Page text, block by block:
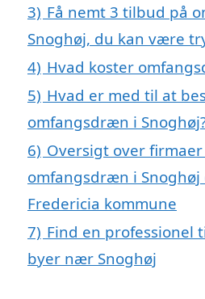
3) Få nemt 3 tilbud på
Snoghøj, du kan være
4) Hvad koster
5) Hvad er med til at
omfangsdræn i
6) Oversigt over
omfangsdræn i Snoghøj
Fredericia kommune
7) Find en professionel
byer nær Snoghøj